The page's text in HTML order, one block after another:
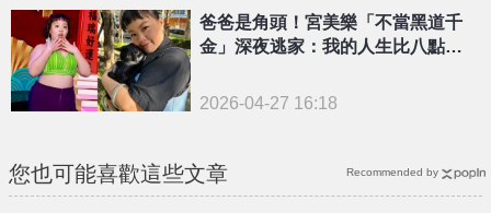
爸爸是角頭！宮美樂「不當黑道千
金」深夜逃家：我的人生比八點檔
2026-04-27 16:18
您也可能喜歡這些文章 Recommended by